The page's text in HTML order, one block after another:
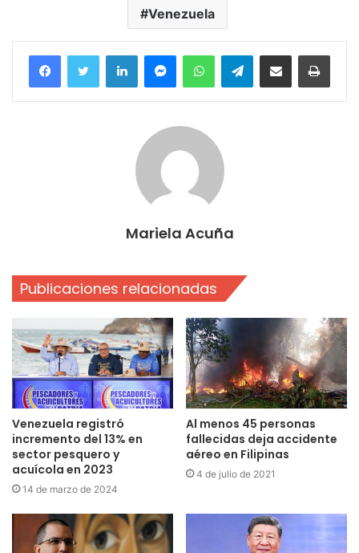
Venezuela
FacebookTwitter LinkedInMessengerWhatsAppTelegramCompartir por correo electrónico
Mariela Acuña
Publicaciones relacionadas
Venezuela registró
incremento del 13% en
sector pesquero y
acuícola en 2023
14 de marzo de 2024
Al menos 45 personas
fallecidas deja accidente
aéreo en Filipinas
4 de julio de 2021